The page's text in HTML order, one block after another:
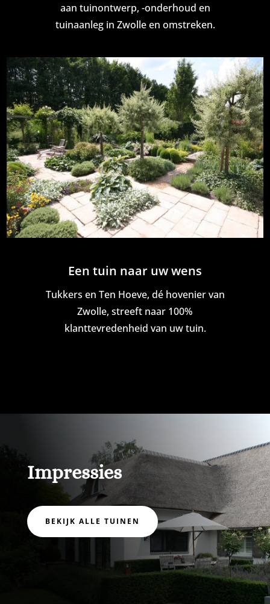
aan tuinontwerp, -onderhoud en
tuinaanleg in Zwolle en omstreken.
Een tuin naar uw wens
Tukkers en Ten Hoeve, dé hovenier van
Zwolle, streeft naar 100%
klanttevredenheid van uw tuin.
Impressies
BEKIJK ALLE TUINEN